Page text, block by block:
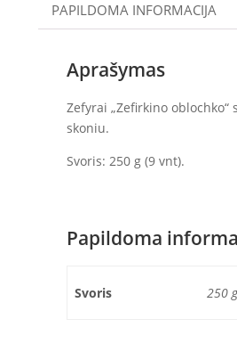
PAPILDOMA INFORMACIJA
Aprašymas
Zefyrai „Zefirkino oblochko“
skoniu.
Svoris: 250 g (9 vnt).
Papildoma
Svoris 250 g